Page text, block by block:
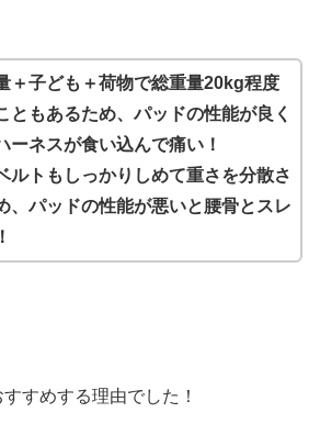
＋子ども＋荷物で総重量20kg程度
ともあるため、パッドの性能が良く
ーネスが食い込んで痛い！
ルトもしっかりしめて重さを分散さ
、パッドの性能が悪いと腰骨とスレ
すめする理由でした！